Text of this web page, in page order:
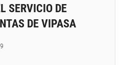
SERVICIO DE
DE VIPASA